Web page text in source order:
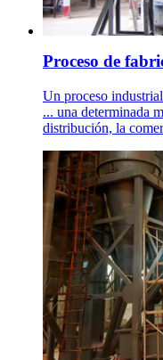
Proceso de
Un proceso
... una determinada
distribución, la